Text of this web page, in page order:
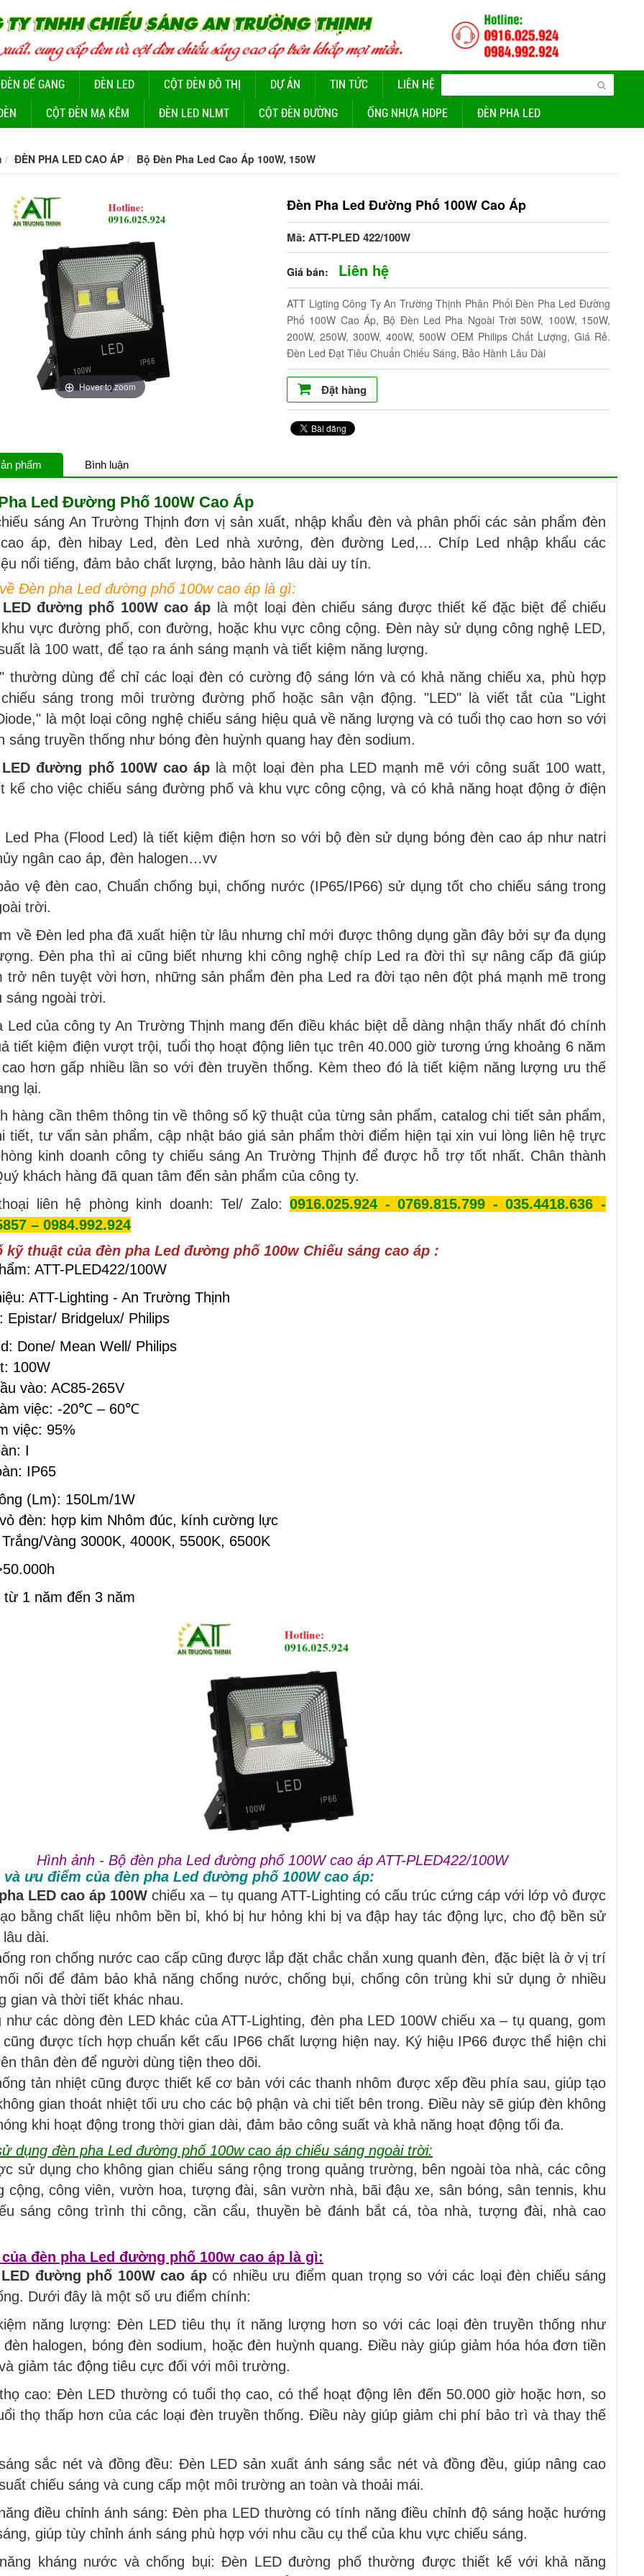
ĐỂ GANG ĐÈN LED CỘT ĐÈN ĐÔ THỊ DỰ ÁN TIN TỨC LIÊN HỆ
CỘT ĐÈN MẠ KẼM ĐÈN LED NLMT CỘT ĐÈN ĐƯỜNG ỐNG NHỰA HDPE ĐÈN PHA LED
ĐÈN PHA LED CAO ÁP Bộ Đèn Pha Led Cao Áp 100W, 150W
Hover to zoom
Đèn Pha Led Đường Phố 100W Cao Áp
Mã: ATT-PLED 422/100W
Giá bán: Liên hệ
ATT Ligting Công Ty An Trường Thịnh Phân Phối Đèn Pha Led Đường
Phố 100W Cao Áp, Bộ Đèn Led Pha Ngoài Trời 50W, 100W, 150W,
200W, 250W, 300W, 400W, 500W OEM Philips Chất Lượng, Giá Rẻ.
Đèn Led Đạt Tiêu Chuẩn Chiếu Sáng, Bảo Hành Lâu Dài
Đặt hàng
phẩm Bình luận
Led Đường Phố 100W Cao Áp
sáng An Trường Thịnh đơn vị sản xuất, nhập khẩu đèn và phân phối các sản phẩm đèn
áp, đèn hibay Led, đèn Led nhà xưởng, đèn đường Led,... Chíp Led nhập khẩu các
nổi tiếng, đảm bảo chất lượng, bảo hành lâu dài uy tín.
Đèn pha Led đường phố 100w cao áp là gì:
đường phố 100W cao áp là một loại đèn chiếu sáng được thiết kế đặc biệt để chiếu
vực đường phố, con đường, hoặc khu vực công cộng. Đèn này sử dụng công nghệ LED,
là 100 watt, để tạo ra ánh sáng mạnh và tiết kiệm năng lượng.
thường dùng để chỉ các loại đèn có cường độ sáng lớn và có khả năng chiếu xa, phù hợp
sáng trong môi trường đường phố hoặc sân vận động. "LED" là viết tắt của "Light
là một loại công nghệ chiếu sáng hiệu quả về năng lượng và có tuổi thọ cao hơn so với
sáng truyền thống như bóng đèn huỳnh quang hay đèn sodium.
đường phố 100W cao áp là một loại đèn pha LED mạnh mẽ với công suất 100 watt,
kế cho việc chiếu sáng đường phố và khu vực công cộng, và có khả năng hoạt động ở điện
Led Pha (Flood Led) là tiết kiệm điện hơn so với bộ đèn sử dụng bóng đèn cao áp như natri
ngân cao áp, đèn halogen…vv
vệ đèn cao, Chuẩn chống bụi, chống nước (IP65/IP66) sử dụng tốt cho chiếu sáng trong
trời.
về Đèn led pha đã xuất hiện từ lâu nhưng chỉ mới được thông dụng gần đây bởi sự đa dụng
Đèn pha thì ai cũng biết nhưng khi công nghệ chíp Led ra đời thì sự nâng cấp đã giúp
trở nên tuyệt vời hơn, những sản phẩm đèn pha Led ra đời tạo nên đột phá mạnh mẽ trong
sáng ngoài trời.
Led của công ty An Trường Thịnh mang đến điều khác biệt dễ dàng nhận thấy nhất đó chính
tiết kiệm điện vượt trội, tuổi thọ hoạt động liên tục trên 40.000 giờ tương ứng khoảng 6 năm
hơn gấp nhiều lần so với đèn truyền thống. Kèm theo đó là tiết kiệm năng lượng ưu thế
lại.
hàng cần thêm thông tin về thông số kỹ thuật của từng sản phẩm, catalog chi tiết sản phẩm,
tiết, tư vấn sản phẩm, cập nhật báo giá sản phẩm thời điểm hiện tại xin vui lòng liên hệ trực
kinh doanh công ty chiếu sáng An Trường Thịnh để được hỗ trợ tốt nhất. Chân thành
khách hàng đã quan tâm đến sản phẩm của công ty.
liên hệ phòng kinh doanh: Tel/ Zalo:0916.025.924 - 0769.815.799 - 035.4418.636 -
– 0984.992.924
kỹ thuật của đèn pha Led đường phố 100wChiếu sáng cao áp :
ATT-PLED422/100W
ATT-Lighting - An Trường Thịnh
Epistar/ Bridgelux/ Philips
Done/ Mean Well/ Philips
100W
vào: AC85-265V
việc: -20℃ – 60℃
việc: 95%
I
IP65
(Lm): 150Lm/1W
đèn: hợp kim Nhôm đúc, kính cường lực
Vàng 3000K, 4000K, 5500K, 6500K
từ 1 năm đến 3 năm
Hình ảnh - Bộ đèn pha Led đường phố 100W cao áp ATT-PLED422/100W
ưu điểm của đèn pha Led đường phố 100W cao áp:
LED cao áp 100W chiếu xa – tụ quang ATT-Lighting có cấu trúc cứng cáp với lớp vỏ được
bằng chất liệu nhôm bền bỉ, khó bị hư hỏng khi bị va đập hay tác động lực, cho độ bền sử
dài.
ron chống nước cao cấp cũng được lắp đặt chắc chắn xung quanh đèn, đặc biệt là ở vị trí
nối để đảm bảo khả năng chống nước, chống bụi, chống côn trùng khi sử dụng ở nhiều
gian và thời tiết khác nhau.
như các dòng đèn LED khác của ATT-Lighting, đèn pha LED 100W chiếu xa – tụ quang, gom
cũng được tích hợp chuẩn kết cấu IP66 chất lượng hiện nay. Ký hiệu IP66 được thể hiện chi
thân đèn để người dùng tiện theo dõi.
tản nhiệt cũng được thiết kế cơ bản với các thanh nhôm được xếp đều phía sau, giúp tạo
gian thoát nhiệt tối ưu cho các bộ phận và chi tiết bên trong. Điều này sẽ giúp đèn không
khi hoạt động trong thời gian dài, đảm bảo công suất và khả năng hoạt động tối đa.
dụng đèn pha Led đường phố 100w cao áp chiếu sáng ngoài trời:
sử dụng cho không gian chiếu sáng rộng trong quảng trường, bên ngoài tòa nhà, các công
cộng, công viên, vườn hoa, tượng đài, sân vườn nhà, bãi đậu xe, sân bóng, sân tennis, khu
sáng công trình thi công, cần cẩu, thuyền bè đánh bắt cá, tòa nhà, tượng đài, nhà cao
đèn pha Led đường phố 100w cao áp là gì:
đường phố 100W cao ápcó nhiều ưu điểm quan trọng so với các loại đèn chiếu sáng
Dưới đây là một số ưu điểm chính:
năng lượng: Đèn LED tiêu thụ ít năng lượng hơn so với các loại đèn truyền thống như
đèn halogen, bóng đèn sodium, hoặc đèn huỳnh quang. Điều này giúp giảm hóa hóa đơn tiền
giảm tác động tiêu cực đối với môi trường.
cao: Đèn LED thường có tuổi thọ cao, có thể hoạt động lên đến 50.000 giờ hoặc hơn, so
thọ thấp hơn của các loại đèn truyền thống. Điều này giúp giảm chi phí bảo trì và thay thế
sắc nét và đồng đều: Đèn LED sản xuất ánh sáng sắc nét và đồng đều, giúp nâng cao
chiếu sáng và cung cấp một môi trường an toàn và thoải mái.
điều chỉnh ánh sáng: Đèn pha LED thường có tính năng điều chỉnh độ sáng hoặc hướng
giúp tùy chỉnh ánh sáng phù hợp với nhu cầu cụ thể của khu vực chiếu sáng.
kháng nước và chống bụi: Đèn LED đường phố thường được thiết kế với khả năng